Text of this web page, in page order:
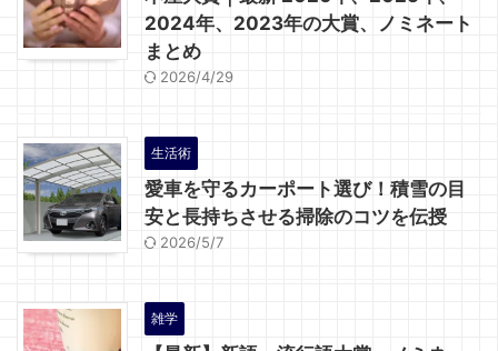
2024年、2023年の大賞、ノミネート
まとめ
2026/4/29
生活術
愛車を守るカーポート選び！積雪の目
安と長持ちさせる掃除のコツを伝授
2026/5/7
雑学